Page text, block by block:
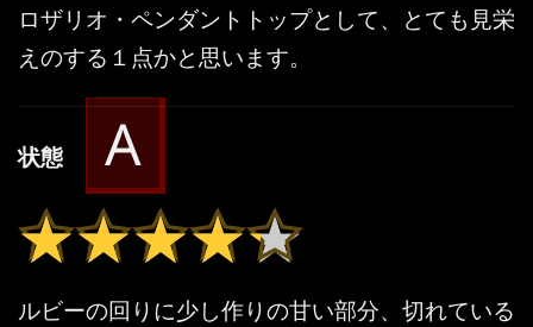
ロザリオ・ペンダントトップとして、とても見栄
えのする１点かと思います。
状態 A
★★★★★
★★★★★
ルビーの回りに少し作りの甘い部分、切れている